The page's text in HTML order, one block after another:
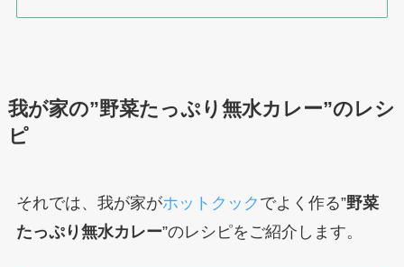
我が家の”野菜たっぷり無水カレー”のレシ
ピ
それでは、我が家がホットクック でよく作る”野菜
たっぷり無水カレー”のレシピをご紹介します。